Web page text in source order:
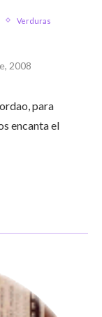
Verduras
2008
para
encanta el